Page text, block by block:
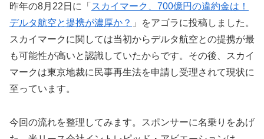
昨年の8月22日に「 スカイマーク、700億円の違約金は！
デルタ航空と提携が濃厚か？ 」をアゴラに投稿しました。
スカイマークに関しては当初からデルタ航空との提携が最
も可能性が高いと認識していたからです。その後、スカイ
マークは東京地裁に民事再生法を申請し受理されて現状に
至っています。
今回の流れを整理してみます。スポンサーに名乗りをあげ